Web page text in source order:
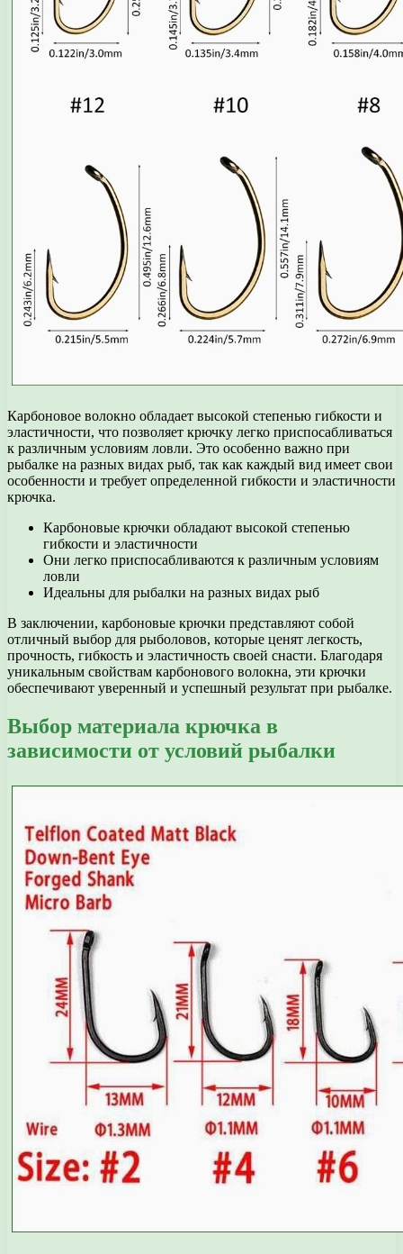
Карбоновое волокно обладает высокой степенью гибкости и
эластичности, что позволяет крючку легко приспосабливаться
к различным условиям ловли. Это особенно важно при
рыбалке на разных видах рыб, так как каждый вид имеет свои
особенности и требует определенной гибкости и эластичности
крючка.
Карбоновые крючки обладают высокой степенью
гибкости и эластичности
Они легко приспосабливаются к различным условиям
ловли
Идеальны для рыбалки на разных видах рыб
В заключении, карбоновые крючки представляют собой
отличный выбор для рыболовов, которые ценят легкость,
прочность, гибкость и эластичность своей снасти. Благодаря
уникальным свойствам карбонового волокна, эти крючки
обеспечивают уверенный и успешный результат при рыбалке.
Выбор материала крючка в
зависимости от условий рыбалки